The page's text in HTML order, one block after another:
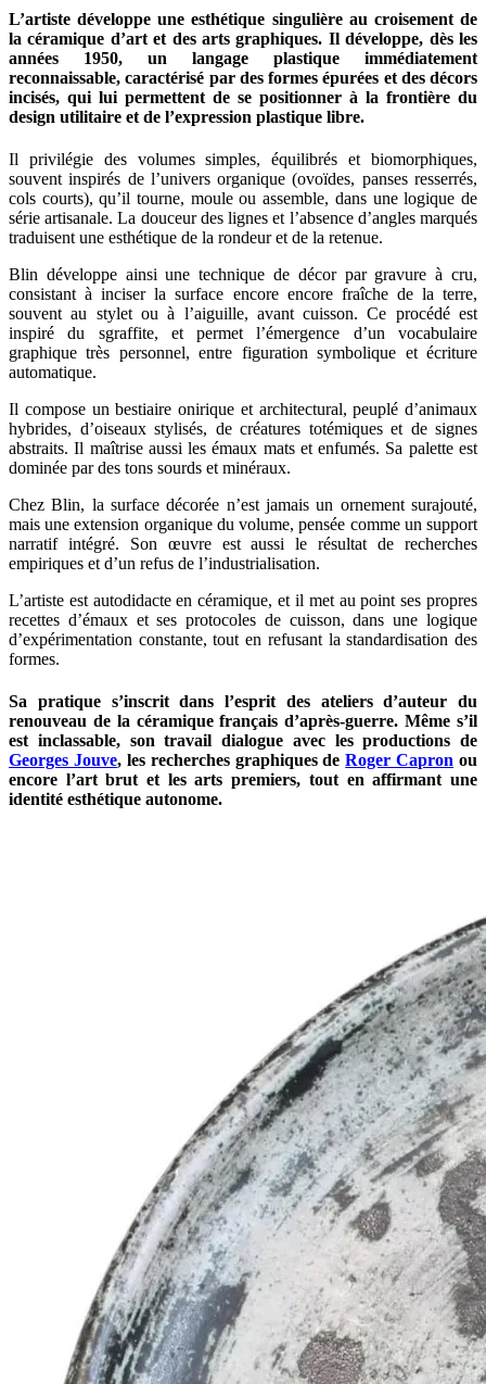
L’artiste développe une esthétique singulière au croisement de
la céramique d’art et des arts graphiques. Il développe, dès les
années 1950, un langage plastique immédiatement
reconnaissable, caractérisé par des formes épurées et des décors
incisés, qui lui permettent de se positionner à la frontière du
design utilitaire et de l’expression plastique libre.
Il privilégie des volumes simples, équilibrés et biomorphiques,
souvent inspirés de l’univers organique (ovoïdes, panses resserrés,
cols courts), qu’il tourne, moule ou assemble, dans une logique de
série artisanale. La douceur des lignes et l’absence d’angles marqués
traduisent une esthétique de la rondeur et de la retenue.
Blin développe ainsi une technique de décor par gravure à cru,
consistant à inciser la surface encore encore fraîche de la terre,
souvent au stylet ou à l’aiguille, avant cuisson. Ce procédé est
inspiré du sgraffite, et permet l’émergence d’un vocabulaire
graphique très personnel, entre figuration symbolique et écriture
automatique.
Il compose un bestiaire onirique et architectural, peuplé d’animaux
hybrides, d’oiseaux stylisés, de créatures totémiques et de signes
abstraits. Il maîtrise aussi les émaux mats et enfumés. Sa palette est
dominée par des tons sourds et minéraux.
Chez Blin, la surface décorée n’est jamais un ornement surajouté,
mais une extension organique du volume, pensée comme un support
narratif intégré. Son œuvre est aussi le résultat de recherches
empiriques et d’un refus de l’industrialisation.
L’artiste est autodidacte en céramique, et il met au point ses propres
recettes d’émaux et ses protocoles de cuisson, dans une logique
d’expérimentation constante, tout en refusant la standardisation des
formes.
Sa pratique s’inscrit dans l’esprit des ateliers d’auteur du
renouveau de la céramique français d’après-guerre. Même s’il
est inclassable, son travail dialogue avec les productions de
Georges Jouve, les recherches graphiques deRoger Capron ou
encore l’art brut et les arts premiers, tout en affirmant une
identité esthétique autonome.